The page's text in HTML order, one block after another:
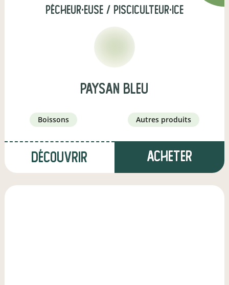
pêcheur·euse / pisciculteur·ice
Paysan Bleu
boissons autres produits
Découvrir Acheter